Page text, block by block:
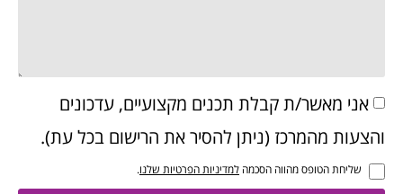
אני מאשר/ת קבלת תכנים מקצועיים, עדכונים
והצעות מהמרכז (ניתן להסיר את הרישום בכל עת).
שליחת הטופס מהווה הסכמה למדיניות הפרטיות שלנו.